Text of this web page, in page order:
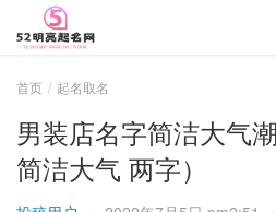
首页 起名取名
男装店名字简洁大气
简洁大气 两字）